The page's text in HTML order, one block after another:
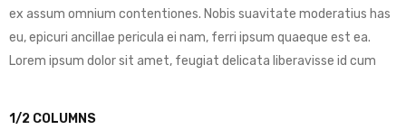
ex assum omnium contentiones. Nobis suavitate moderatius has
eu, epicuri ancillae pericula ei nam, ferri ipsum quaeque est ea.
Lorem ipsum dolor sit amet, feugiat delicata liberavisse id cum
1/2 COLUMNS